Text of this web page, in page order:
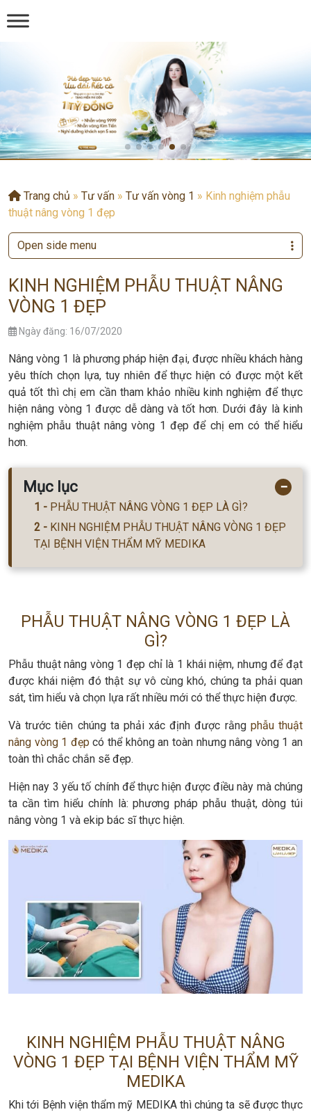
Trang chủ » Tư vấn » Tư vấn vòng 1 » Kinh nghiệm phẫu
thuật nâng vòng 1 đẹp
KINH NGHIỆM PHẪU THUẬT NÂNG
VÒNG 1 ĐẸP
Ngày đăng: 16/07/2020
Nâng vòng 1 là phương pháp hiện đại, được nhiều khách hàng
yêu thích chọn lựa, tuy nhiên để thực hiện có được một kết
quả tốt thì chị em cần tham khảo nhiều kinh nghiệm để thực
hiện nâng vòng 1 được dễ dàng và tốt hơn. Dưới đây là kinh
nghiệm phẫu thuật nâng vòng 1 đẹp để chị em có thể hiểu
hơn.
Mục lục −
PHẪU THUẬT NÂNG VÒNG 1 ĐẸP LÀ GÌ?
KINH NGHIỆM PHẪU THUẬT NÂNG VÒNG 1 ĐẸP
TẠI BỆNH VIỆN THẨM MỸ MEDIKA
PHẪU THUẬT NÂNG VÒNG 1 ĐẸP LÀ
GÌ?
Phẫu thuật nâng vòng 1 đẹp chỉ là 1 khái niệm, nhưng để đạt
được khái niệm đó thật sự vô cùng khó, chúng ta phải quan
sát, tìm hiểu và chọn lựa rất nhiều mới có thể thực hiện được.
Và trước tiên chúng ta phải xác định được rằng phẫu thuật
nâng vòng 1 đẹp có thể không an toàn nhưng nâng vòng 1 an
toàn thì chắc chắn sẽ đẹp.
Hiện nay 3 yếu tố chính để thực hiện được điều này mà chúng
ta cần tìm hiểu chính là: phương pháp phẫu thuật, dòng túi
nâng vòng 1 và ekip bác sĩ thực hiện.
KINH NGHIỆM PHẪU THUẬT NÂNG
VÒNG 1 ĐẸP TẠI BỆNH VIỆN THẨM MỸ
MEDIKA
Khi tới Bệnh viện thẩm mỹ MEDIKA thì chúng ta sẽ được thực
Open side menu